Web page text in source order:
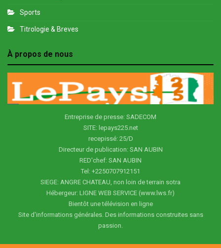
Sports
Titrologie & Breves
À propos de nous
Entreprise de presse: SADECOM
SITE: lepays225.net
recepissé: 25/D
Directeur de publication: SAN AUBIN
RED'chef: SAN AUBIN
Tel: +2250707912151
SIEGE: ANGRE CHATEAU, non loin de terrain sotra
Hébergeur: LIGNE WEB SERVICE (www.lws.fr)
Bientôt une télévision en ligne
Site d'informations générales. Des informations construites sans
passion.